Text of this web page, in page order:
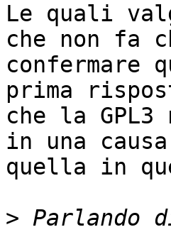
Le quali
che non fa
prima
che la
in una causa
quella in
> Parlando